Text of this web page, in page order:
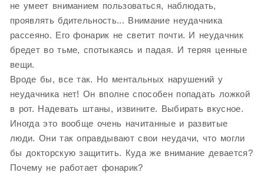
не умеет вниманием пользоваться, наблюдать,
проявлять бдительность... Внимание неудачника
рассеяно. Его фонарик не светит почти. И неудачник
бредет во тьме, спотыкаясь и падая. И теряя ценные
вещи.
Вроде бы, все так. Но ментальных нарушений у
неудачника нет! Он вполне способен попадать ложкой
в рот. Надевать штаны, извините. Выбирать вкусное.
Иногда это вообще очень начитанные и развитые
люди. Они так оправдывают свои неудачи, что могли
бы докторскую защитить. Куда же внимание девается?
Почему не работает фонарик?